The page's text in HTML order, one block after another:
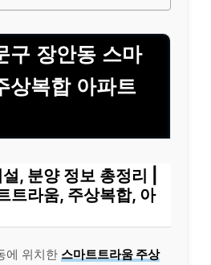
구 장안동 스마
상복합 아파트
, 분양 정보 총정리 |
트라움, 주상복합, 아
에 위치한 스마트트라움 주상